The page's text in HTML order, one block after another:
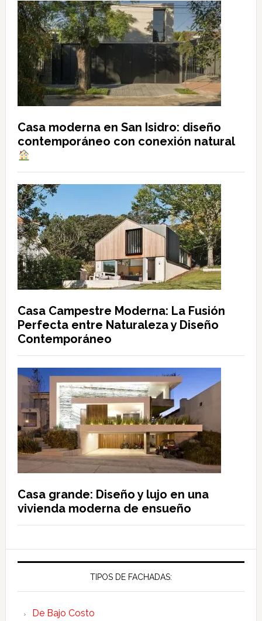
Casa moderna en San Isidro: diseño
contemporáneo con conexión natural
Casa Campestre Moderna: La Fusión
Perfecta entre Naturaleza y Diseño
Contemporáneo
Casa grande: Diseño y lujo en una
vivienda moderna de ensueño
TIPOS DE FACHADAS:
De Bajo Costo